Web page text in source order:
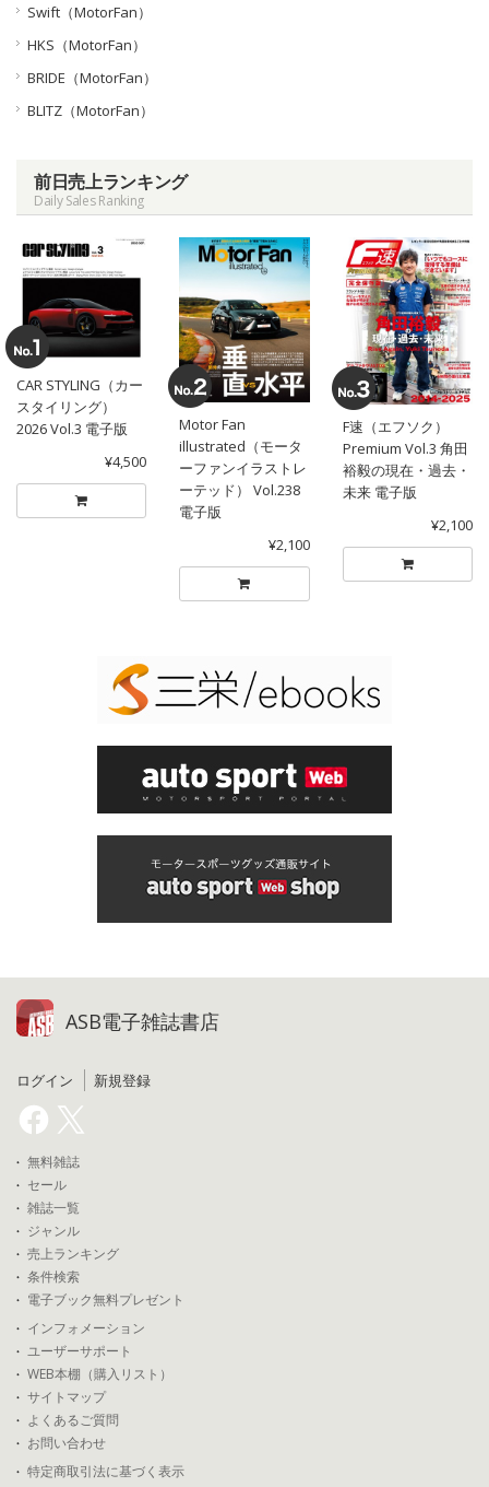
Swift（MotorFan）
HKS（MotorFan）
BRIDE（MotorFan）
BLITZ（MotorFan）
前日売上ランキング
Daily Sales Ranking
CAR STYLING（カー
スタイリング）
2026 Vol.3 電子版
¥4,500
Motor Fan
illustrated（モータ
ーファンイラストレ
ーテッド） Vol.238
電子版
¥2,100
F速（エフソク）
Premium Vol.3 角田
裕毅の現在・過去・
未来 電子版
¥2,100
ASB電子雑誌書店
ログイン 新規登録
無料雑誌
セール
雑誌一覧
ジャンル
売上ランキング
条件検索
電子ブック無料プレゼント
インフォメーション
ユーザーサポート
WEB本棚（購入リスト）
サイトマップ
よくあるご質問
お問い合わせ
特定商取引法に基づく表示